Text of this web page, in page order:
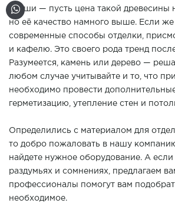
абаши — пусть цена такой древесины
но её качество намного выше. Если
современные способы отделки,
и кафелю. Это своего рода тренд
Разумеется, камень или дерево —
любом случае учитывайте и то, что
необходимо провести
герметизацию, утепление стен и
Определились с материалом для
то добро пожаловать в нашу
найдете нужное оборудование. А
раздумьях и сомнениях, предлагаем
профессионалы помогут вам
необходимое.